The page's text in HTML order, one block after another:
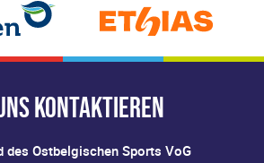
kontaktieren
des Ostbelgischen Sports VoG